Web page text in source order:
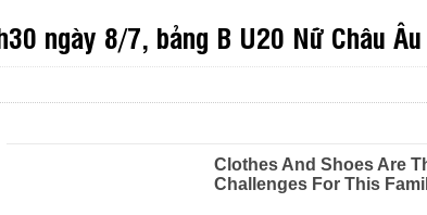
ngày 8/7, bảng B U20 Nữ Châu Âu